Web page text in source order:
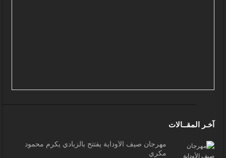
آخـر المقــالات
مهرجان صيف الأوداية يفتتح بالزبادي يكرم محمود
مكري